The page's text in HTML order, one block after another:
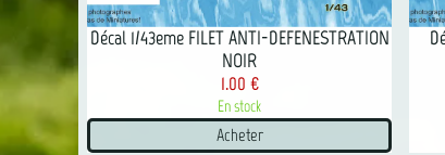
Décal 1/43eme FILET ANTI-DEFENESTRATION
NOIR
1.00 €
En stock
Acheter